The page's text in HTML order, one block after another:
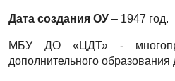
Дата создания ОУ – 1947 год.
МБУ ДО «ЦДТ» -
дополнительного образования